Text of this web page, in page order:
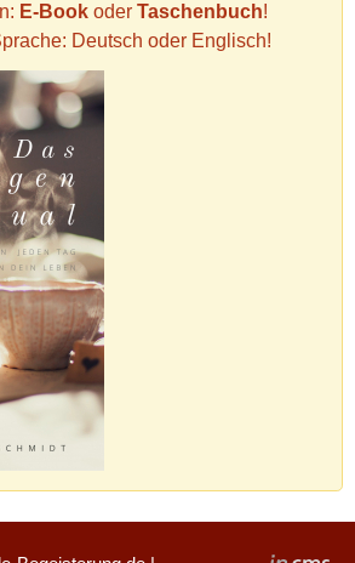
E-Bookoder Taschenbuch!
Deutsch oder Englisch!